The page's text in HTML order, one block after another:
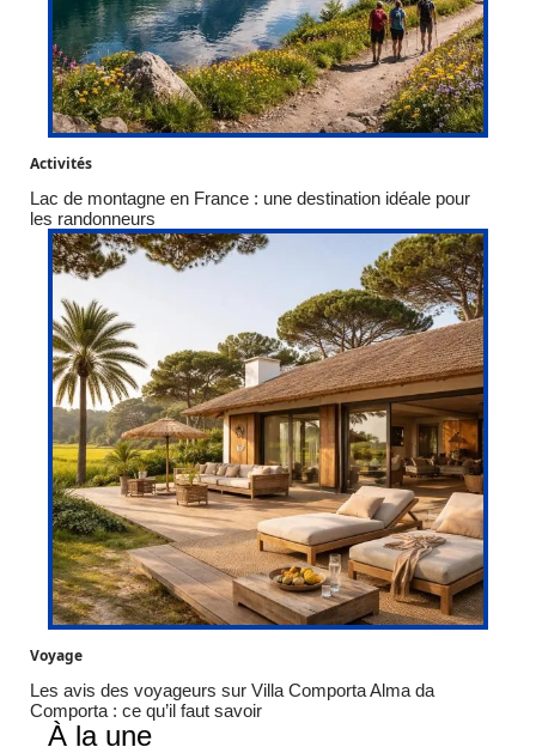
Activités
Lac de montagne en France : une destination idéale pour
les randonneurs
Voyage
Les avis des voyageurs sur Villa Comporta Alma da
Comporta : ce qu’il faut savoir
À la une